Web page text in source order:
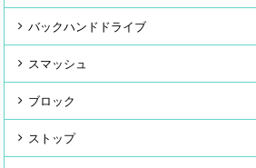
バックハンドドライブ
スマッシュ
ブロック
ストップ